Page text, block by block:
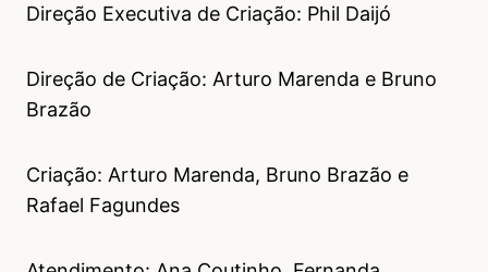
Direção Executiva de Criação: Phil Daijó
Direção de Criação: Arturo Marenda e Bruno
Brazão
Criação: Arturo Marenda, Bruno Brazão e
Rafael Fagundes